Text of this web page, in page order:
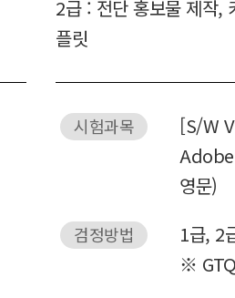
2급 : 전단 홍보물 제작,
플릿
시험과목
[S/W
영문)
검정방법
1급, 2
※